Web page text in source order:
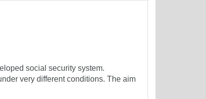
social security system.
very different conditions. The aim